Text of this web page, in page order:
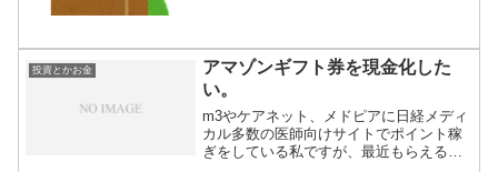
投資とかお金
アマゾンギフト券を現金化した
い。
m3やケアネット、メドピアに日経メディ
カル多数の医師向けサイトでポイント稼
ぎをしている私ですが、最近もらえるの